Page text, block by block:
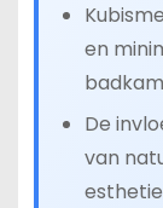
en
De
van